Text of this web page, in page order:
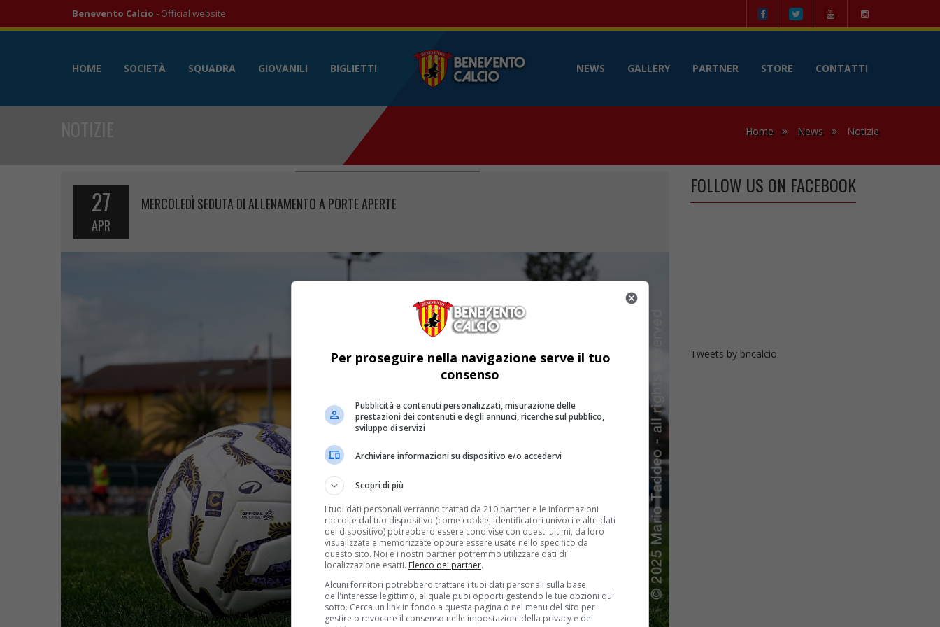
Benevento Calcio - Official website
HOME SOCIETÀ SQUADRA GIOVANILI BIGLIETTI NEWS GALLERY PARTNER STORE CONTATTI
Home News Notizie
27
APR
MERCOLEDÌ SEDUTA DI ALLENAMENTO A PORTE APERTE
FOLLOW US ON FACEBOOK
Tweets by bncalcio
Per proseguire nella navigazione serve il tuo
consenso
Pubblicità e contenuti personalizzati, misurazione delle
prestazioni dei contenuti e degli annunci, ricerche sul pubblico,
sviluppo di servizi
Archiviare informazioni su dispositivo e/o accedervi
Scopri di più
I tuoi dati personali verranno trattati da 210 partner e le informazioni
raccolte dal tuo dispositivo (come cookie, identificatori univoci e altri dati
del dispositivo) potrebbero essere condivise con questi ultimi, da loro
visualizzate e memorizzate oppure essere usate nello specifico da
questo sito. Noi e i nostri partner potremmo utilizzare dati di
localizzazione esatti. Elenco dei partner.
Alcuni fornitori potrebbero trattare i tuoi dati personali sulla base
dell'interesse legittimo, al quale puoi opporti gestendo le tue opzioni qui
sotto. Cerca un link in fondo a questa pagina o nel menu del sito per
gestire o revocare il consenso nelle impostazioni della privacy e dei